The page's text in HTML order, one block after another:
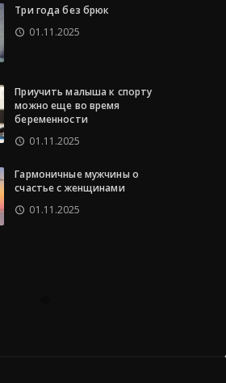
Три года без брюк
01.11.2025
Приучить малыша к спорту
можно еще во время
беременности
01.11.2025
Гармоничные мужчины о
счастье с женщинами
01.11.2025